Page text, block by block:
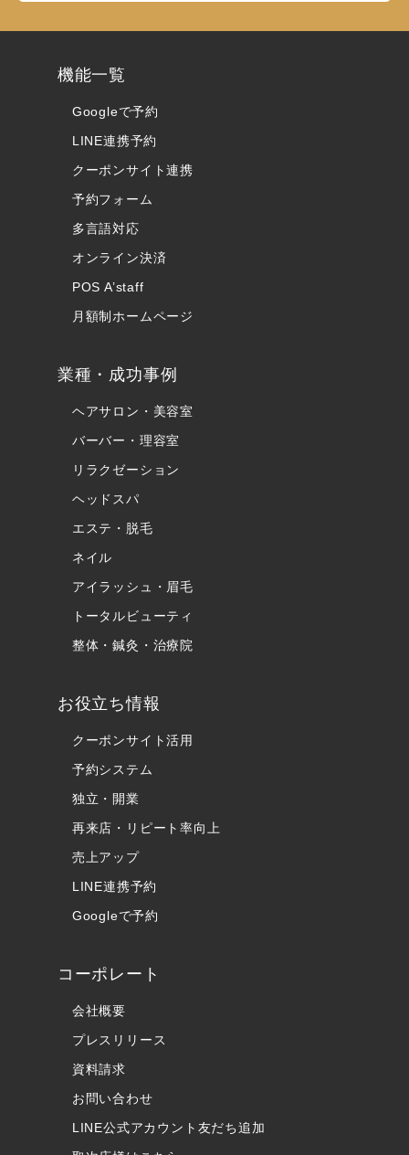
機能一覧
Googleで予約
LINE連携予約
クーポンサイト連携
予約フォーム
多言語対応
オンライン決済
POS A’staff
月額制ホームページ
業種・成功事例
ヘアサロン・美容室
バーバー・理容室
リラクゼーション
ヘッドスパ
エステ・脱毛
ネイル
アイラッシュ・眉毛
トータルビューティ
整体・鍼灸・治療院
お役立ち情報
クーポンサイト活用
予約システム
独立・開業
再来店・リピート率向上
売上アップ
LINE連携予約
Googleで予約
コーポレート
会社概要
プレスリリース
資料請求
お問い合わせ
LINE公式アカウント友だち追加